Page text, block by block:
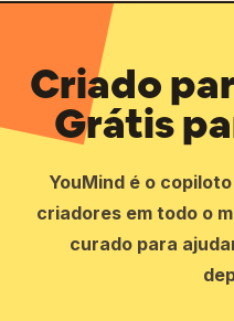
Criado
Grátis
YouMind é o
criadores em todo o
curado para